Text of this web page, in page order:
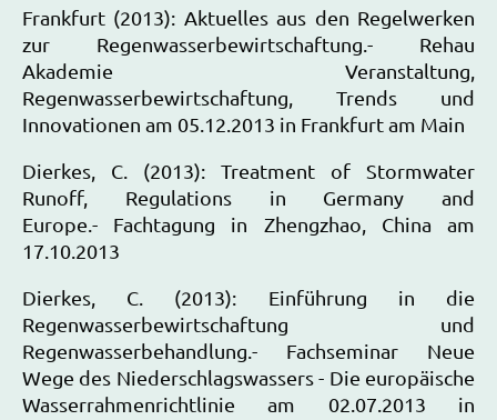
Frankfurt (2013): Aktuelles aus den Regelwerken
zur Regenwasserbewirtschaftung.- Rehau
Akademie Veranstaltung,
Regenwasserbewirtschaftung, Trends und
Innovationen am 05.12.2013 in Frankfurt am Main
Dierkes, C. (2013): Treatment of Stormwater
Runoff, Regulations in Germany and
Europe.- Fachtagung in Zhengzhao, China am
17.10.2013
Dierkes, C. (2013): Einführung in die
Regenwasserbewirtschaftung und
Regenwasserbehandlung.- Fachseminar Neue
Wege des Niederschlagswassers - Die europäische
Wasserrahmenrichtlinie am 02.07.2013 in